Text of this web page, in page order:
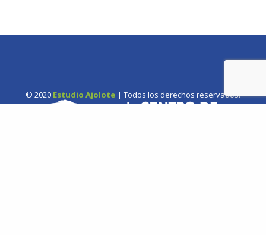
© 2020 Estudio Ajolote | Todos los derechos reservados.